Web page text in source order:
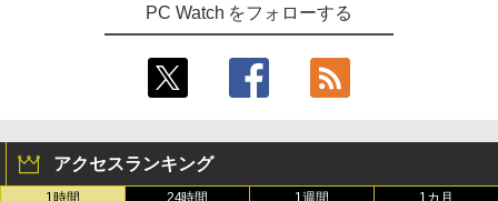
PC Watch をフォローする
アクセスランキング
1時間 24時間 1週間 1カ月